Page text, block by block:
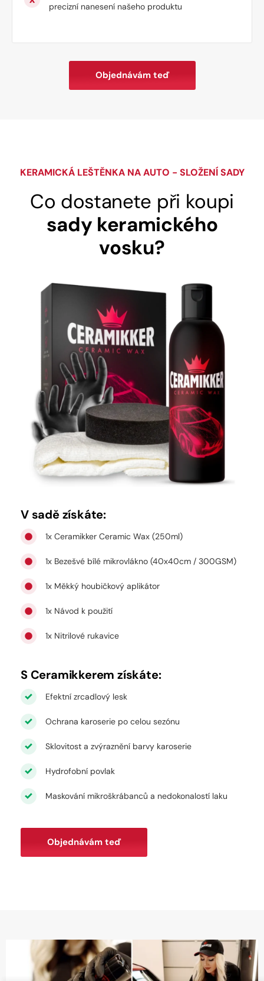
precizní nanesení našeho produktu
Objednávám teď
KERAMICKÁ LEŠTĚNKA NA AUTO - SLOŽENÍ SADY
Co dostanete při koupi
sady keramického
vosku?
V sadě získáte:
1x Ceramikker Ceramic Wax (250ml)
1x Bezešvé bílé mikrovlákno (40x40cm / 300GSM)
1x Měkký houbičkový aplikátor
1x Návod k použití
1x Nitrilové rukavice
S Ceramikkerem získáte:
Efektní zrcadlový lesk
Ochrana karoserie po celou sezónu
Sklovitost a zvýraznění barvy karoserie
Hydrofobní povlak
Maskování mikroškrábanců a nedokonalostí laku
Objednávám teď